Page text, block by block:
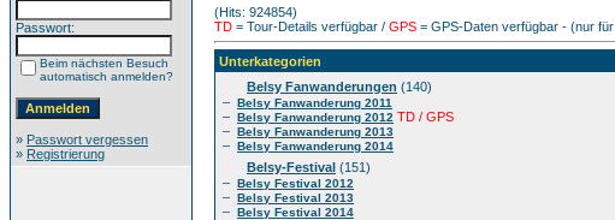
Passwort:
Beim nächsten Besuch
automatisch anmelden?
» Passwort vergessen
» Registrierung
(Hits: 924854)
TD = Tour-Details verfügbar / GPS = GPS-Daten verfügbar - (nur für
Unterkategorien
Belsy Fanwanderungen (140)
– Belsy Fanwanderung 2011
– Belsy Fanwanderung 2012 TD / GPS
– Belsy Fanwanderung 2013
– Belsy Fanwanderung 2014
Belsy-Festival (151)
– Belsy Festival 2012
– Belsy Festival 2013
– Belsy Festival 2014